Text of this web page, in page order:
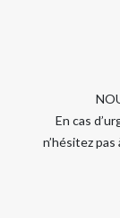
En cas
n’hésitez